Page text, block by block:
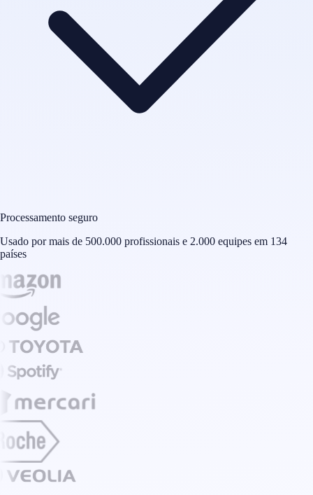
Processamento seguro
Usado por mais de 500.000 profissionais e 2.000 equipes em 134
países